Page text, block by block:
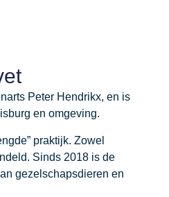
Peter Hendrikx, en is
en omgeving.
praktijk. Zowel
Sinds 2018 is de
gezelschapsdieren en